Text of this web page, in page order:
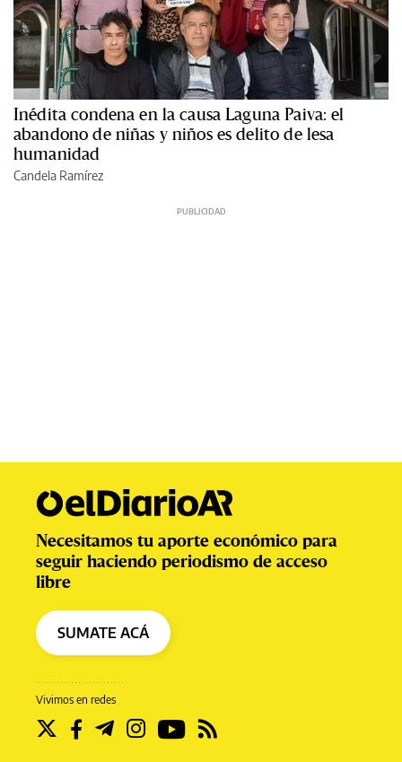
Inédita condena en la causa Laguna Paiva: el
abandono de niñas y niños es delito de lesa
humanidad
Candela Ramírez
Vivimos en redes
Necesitamos tu aporte económico para
seguir haciendo periodismo de acceso
libre
SUMATE ACÁ